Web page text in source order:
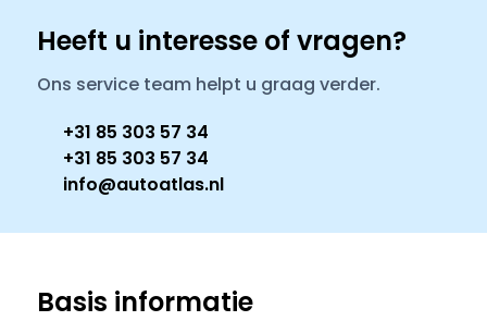
Heeft u interesse of vragen?
Ons service team helpt u graag verder.
+31 85 303 57 34
+31 85 303 57 34
info@autoatlas.nl
Basis informatie